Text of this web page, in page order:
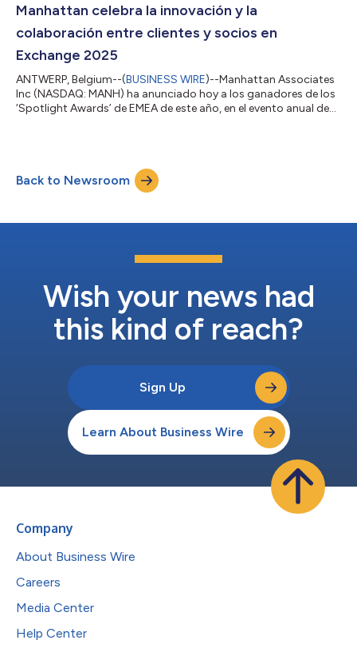
ingenieros en 35 países, responsable de implementar soluciones
en la nube para los principales clientes de Microso...
Manhattan celebra la innovación y la
colaboración entre clientes y socios en
Exchange 2025
ANTWERP, Belgium--(BUSINESS WIRE)--Manhattan Associates
Inc (NASDAQ: MANH) ha anunciado hoy a los ganadores de los
‘Spotlight Awards’ de EMEA de este año, en el evento anual de
suministro de Manhattan y que han alcanzado el éxito gracias a
una colaboración excepcional. “Si bien la incertidumbre global
Back to Newsroom
Wish your news had
this kind of reach?
Sign Up
Learn About Business Wire
Company
About Business Wire
Careers
Media Center
Help Center